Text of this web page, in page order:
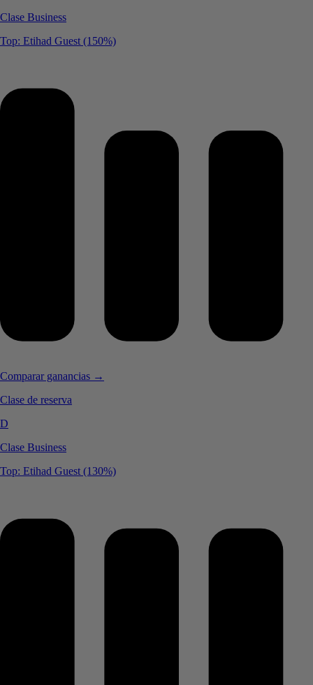
Clase Business
Top: Etihad Guest (150%)
Comparar ganancias →
Clase de reserva
D
Clase Business
Top: Etihad Guest (130%)